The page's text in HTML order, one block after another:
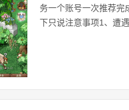
务一个账号一次推荐完
下只说注意事项1、遭